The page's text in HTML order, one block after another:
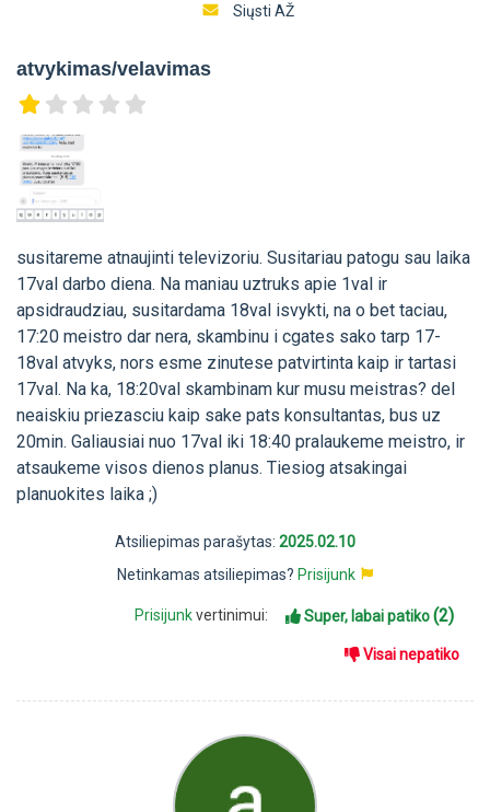
Siųsti AŽ
atvykimas/velavimas
susitareme atnaujinti televizoriu. Susitariau patogu sau laika
17val darbo diena. Na maniau uztruks apie 1val ir
apsidraudziau, susitardama 18val isvykti, na o bet taciau,
17:20 meistro dar nera, skambinu i cgates sako tarp 17-
18val atvyks, nors esme zinutese patvirtinta kaip ir tartasi
17val. Na ka, 18:20val skambinam kur musu meistras? del
neaiskiu priezasciu kaip sake pats konsultantas, bus uz
20min. Galiausiai nuo 17val iki 18:40 pralaukeme meistro, ir
atsaukeme visos dienos planus. Tiesiog atsakingai
planuokites laika ;)
Atsiliepimas parašytas: 2025.02.10
Netinkamas atsiliepimas? Prisijunk
Prisijunkvertinimui: Super, labai patiko(2)
Visai nepatiko